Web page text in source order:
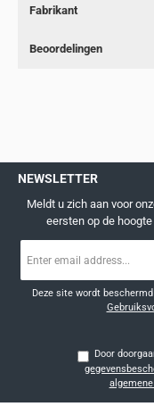
Fabrikant
Beoordelingen
NEWSLETTER
Meldt u zich aan voor
eersten op de
mailadres
Deze site wordt